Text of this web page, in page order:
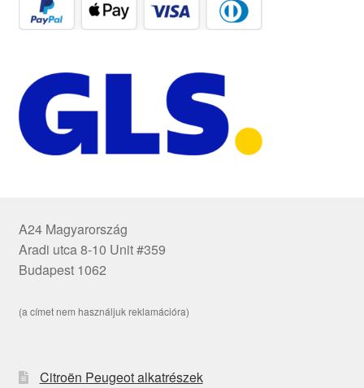
A24 Magyarország
Aradi utca 8-10 Unit #359
Budapest 1062
(a címet nem használjuk reklamációra)
Citroën Peugeot alkatrészek